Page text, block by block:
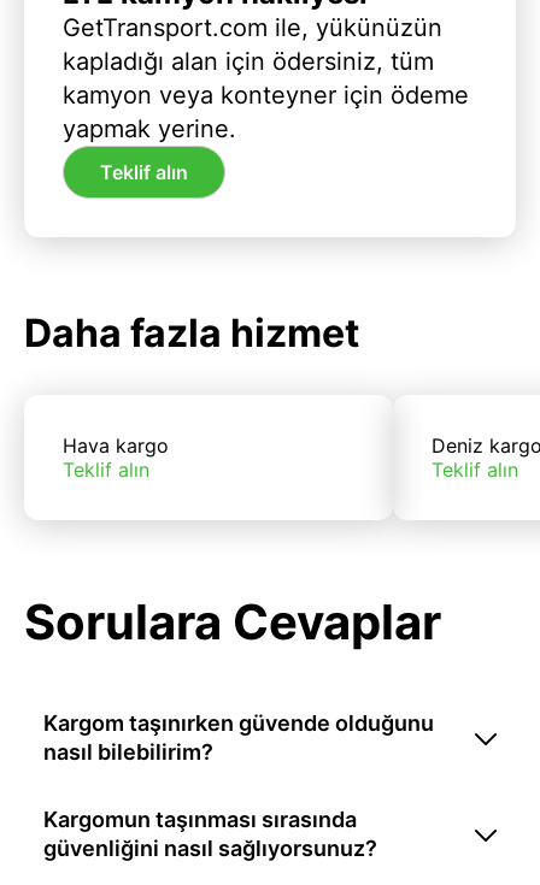
GetTransport.com ile, yükünüzün
kapladığı alan için ödersiniz, tüm
kamyon veya konteyner için ödeme
yapmak yerine.
Teklif alın
Daha fazla hizmet
Hava kargo
Teklif alın
Deniz
Teklif alın
Sorulara Cevaplar
Kargom taşınırken güvende olduğunu
nasıl bilebilirim?
Kargomun taşınması sırasında
güvenliğini nasıl sağlıyorsunuz?